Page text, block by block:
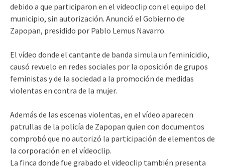
debido a que participaron en el videoclip con el equipo del
municipio, sin autorización. Anunció el Gobierno de
Zapopan, presidido por Pablo Lemus Navarro.
El vídeo donde el cantante de banda simula un feminicidio,
causó revuelo en redes sociales por la oposición de grupos
feministas y de la sociedad a la promoción de medidas
violentas en contra de la mujer.
Además de las escenas violentas, en el vídeo aparecen
patrullas de la policía de Zapopan quien con documentos
comprobó que no autorizó la participación de elementos de
la corporación en el vídeoclip.
La finca donde fue grabado el videoclip también presenta